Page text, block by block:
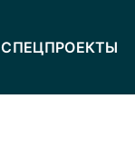
СПЕЦПРОЕКТЫ